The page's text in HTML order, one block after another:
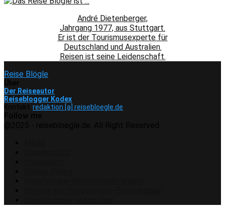
André Dietenberger,
Jahrgang 1977, aus Stuttgart.
Er ist der Tourismusexperte für
Deutschland und Australien.
Reisen ist seine Leidenschaft.
Reise Blögle
Der Reiseautor
Reiseblogger Kodex
redaktion [a] reisebloegle.de